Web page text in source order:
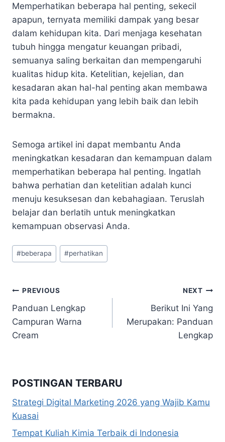
Memperhatikan beberapa hal penting, sekecil
apapun, ternyata memiliki dampak yang besar
dalam kehidupan kita. Dari menjaga kesehatan
tubuh hingga mengatur keuangan pribadi,
semuanya saling berkaitan dan mempengaruhi
kualitas hidup kita. Ketelitian, kejelian, dan
kesadaran akan hal-hal penting akan membawa
kita pada kehidupan yang lebih baik dan lebih
bermakna.
Semoga artikel ini dapat membantu Anda
meningkatkan kesadaran dan kemampuan dalam
memperhatikan beberapa hal penting. Ingatlah
bahwa perhatian dan ketelitian adalah kunci
menuju kesuksesan dan kebahagiaan. Teruslah
belajar dan berlatih untuk meningkatkan
kemampuan observasi Anda.
Post
Tags:
#beberapa #perhatikan
Navigasi
pos
PREVIOUS
Panduan Lengkap
Campuran Warna
Cream
NEXT
Berikut Ini Yang
Merupakan: Panduan
Lengkap
POSTINGAN TERBARU
Strategi Digital Marketing 2026 yang Wajib Kamu
Kuasai
Tempat Kuliah Kimia Terbaik di Indonesia